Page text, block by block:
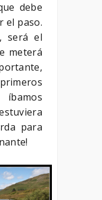
debe
el paso.
será el
meterá
para